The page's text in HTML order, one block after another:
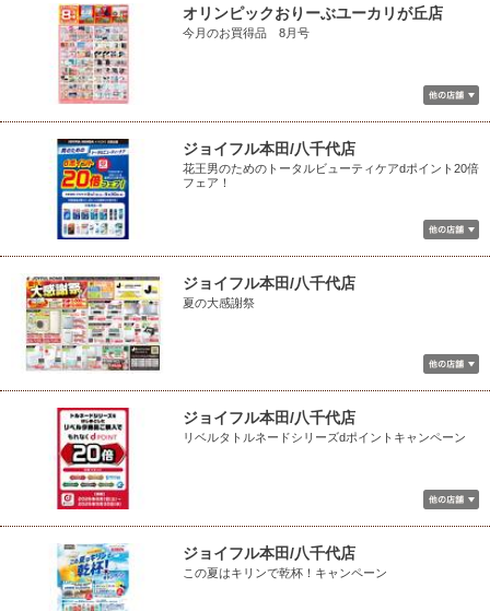
オリンピックおりーぶユーカリが丘店
今月のお買得品 8月号
ジョイフル本田/八千代店
花王男のためのトータルビューティケアdポイント20倍
フェア！
ジョイフル本田/八千代店
夏の大感謝祭
ジョイフル本田/八千代店
リベルタトルネードシリーズdポイントキャンペーン
ジョイフル本田/八千代店
この夏はキリンで乾杯！キャンペーン